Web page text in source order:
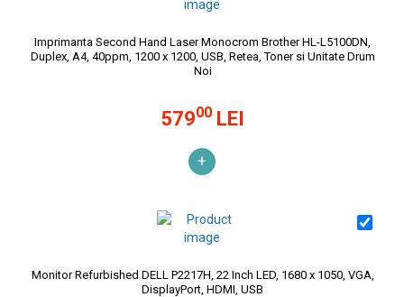
Imprimanta Second Hand Laser Monocrom Brother HL-L5100DN,
Duplex, A4, 40ppm, 1200 x 1200, USB, Retea, Toner si Unitate Drum
Noi
57900LEI
+
Monitor Refurbished DELL P2217H, 22 Inch LED, 1680 x 1050, VGA,
DisplayPort, HDMI, USB